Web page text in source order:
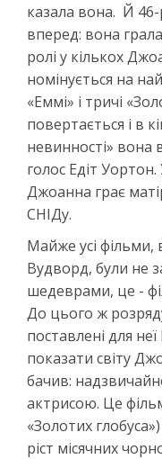
казала вона. Й
вперед: вона
ролі у кількох
номінується на
«Еммі» і тричі
повертається і в
невинності» вона
голос Едіт Уортон.
Джоанна грає
СНІДу.
Майже усі фільми,
Вудворд, були не
шедеврами, це -
До цього ж
поставлені для
показати світу
бачив:
актрисою. Це
«Золотих
ріст місячних